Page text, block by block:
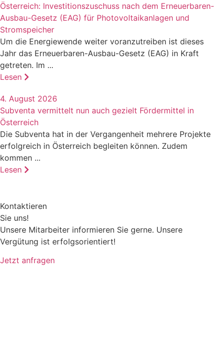
Österreich: Investitionszuschuss nach dem Erneuerbaren-
Ausbau-Gesetz (EAG) für Photovoltaikanlagen und
Stromspeicher
Um die Energiewende weiter voranzutreiben ist dieses
Jahr das Erneuerbaren-Ausbau-Gesetz (EAG) in Kraft
getreten. Im ...
Lesen
4. August 2026
Subventa vermittelt nun auch gezielt Fördermittel in
Österreich
Die Subventa hat in der Vergangenheit mehrere Projekte
erfolgreich in Österreich begleiten können. Zudem
kommen ...
Lesen
Kontaktieren
Sie uns!
Unsere Mitarbeiter informieren Sie gerne. Unsere
Vergütung ist erfolgsorientiert!
Jetzt anfragen